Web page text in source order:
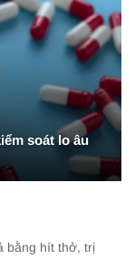
hưởng đến
trầm cảm,